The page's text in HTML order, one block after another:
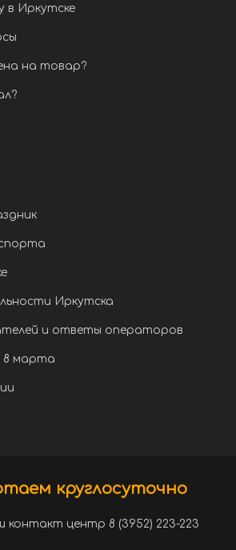
в Иркутске
на товар?
Иркутска
и ответы операторов
8 марта
круглосуточно
контакт центр 8 (3952) 223-223